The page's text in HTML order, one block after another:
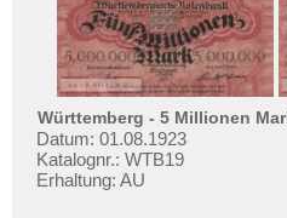
Württemberg - 5 Millionen
Datum: 01.08.1923
Katalognr.: WTB19
Erhaltung: AU